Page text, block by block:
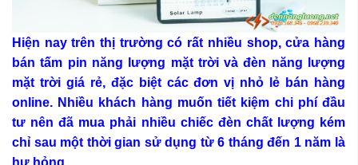
Hiện nay trên thị trường có rất nhiều shop, cửa hàng
bán tấm pin năng lượng mặt trời và đèn năng lượng
mặt trời giá rẻ, đặc biệt các đơn vị nhỏ lẻ bán hàng
online. Nhiều khách hàng muốn tiết kiệm chi phí đầu
tư nên đã mua phải nhiều chiếc đèn chất lượng kém
chỉ sau một thời gian sử dụng từ 6 tháng đến 1 năm là
hư hỏng.